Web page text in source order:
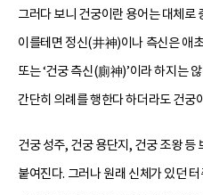
그러다 보니 건궁이란 용어는 대체로
이를테면 정신(井神)이나 측신은 애
또는 ‘건궁 측신(廁神)’이라 하지는
간단히 의례를 행한다 하더라도 건궁
건궁 성주, 건궁 용단지, 건궁 조왕 등
붙여진다. 그러나 원래 신체가 있던